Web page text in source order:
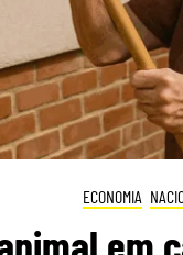
ECONOMIA